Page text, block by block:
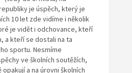
je úspěch, který je
10 let zde vidíme i několik
je vidět i odchovance, kteří
a kteří se dostali na ta
sportu. Nesmíme
ve školních soutěžích,
a na úrovni školních